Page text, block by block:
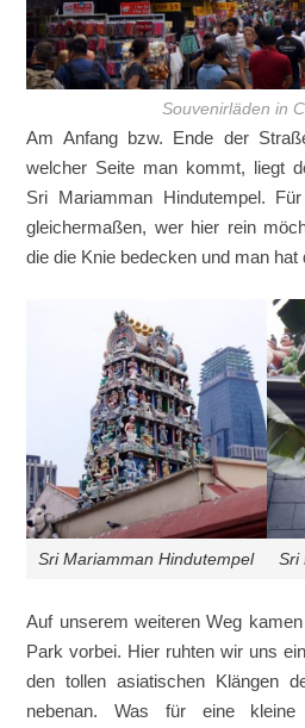
Souvenirläden in
Am Anfang bzw. Ende der
welcher Seite man kommt, liegt
Sri Mariamman Hindutempel.
gleichermaßen, wer hier rein
die die Knie bedecken und man
Sri Mariamman Hindutempel Sri
Auf unserem weiteren Weg
Park vorbei. Hier ruhten wir uns
den tollen asiatischen Klängen
nebenan. Was für eine